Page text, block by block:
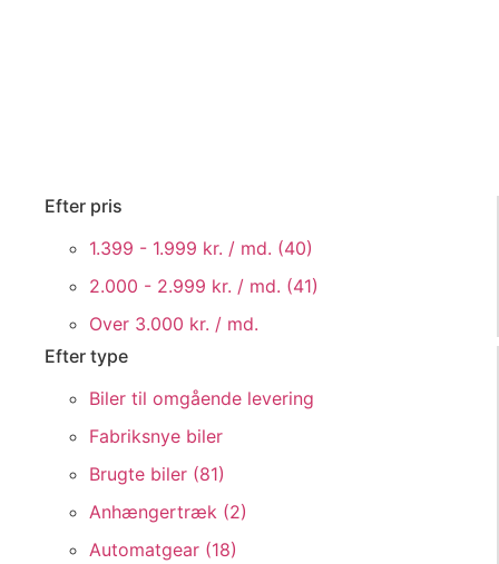
Efter pris
1.399 - 1.999 kr. / md. (40)
2.000 - 2.999 kr. / md. (41)
Over 3.000 kr. / md.
Efter type
Biler til omgående levering
Fabriksnye biler
Brugte biler (81)
Anhængertræk (2)
Automatgear (18)